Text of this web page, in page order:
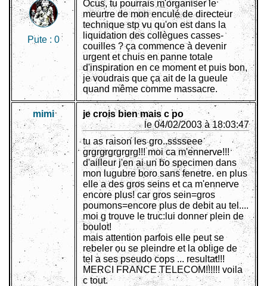
Pute : 0
Ocus, tu pourrais m'organiser le
meurtre de mon enculé de directeur
technique stp vu qu'on est dans la
liquidation des collègues casses-
couilles ? ça commence à devenir
urgent et chuis en panne totale
d'inspiration en ce moment et puis bon,
je voudrais que ça ait de la gueule
quand même comme massacre.
mimi
je crois bien mais c po
le 04/02/2003 à 18:03:47
tu as raison les gro..sssseee
grgrgrgrgrgrg!!! moi ca m'ennerve!!!
d'ailleur j'en ai un bo specimen dans
mon lugubre boro sans fenetre. en plus
elle a des gros seins et ca m'ennerve
encore plus! car gros sein=gros
poumons=encore plus de debit au tel....
moi g trouve le truc:lui donner plein de
boulot!
mais attention parfois elle peut se
rebeler ou se pleindre et la oblige de
tel a ses pseudo cops ... resultat!!!
MERCI FRANCE TELECOM!!!!!! voila
c tout.